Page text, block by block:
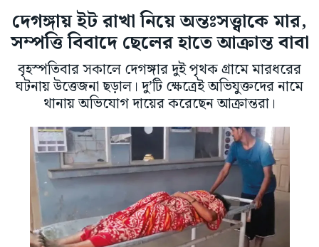
দেগঙ্গায় ইট রাখা নিয়ে অন্তঃসত্ত্বাকে মার,
সম্পত্তি বিবাদে ছেলের হাতে আক্রান্ত বাবা
বৃহস্পতিবার সকালে দেগঙ্গার দুই পৃথক গ্রামে মারধরের
ঘটনায় উত্তেজনা ছড়াল। দু’টি ক্ষেত্রেই অভিযুক্তদের নামে
থানায় অভিযোগ দায়ের করেছেন আক্রান্তরা।